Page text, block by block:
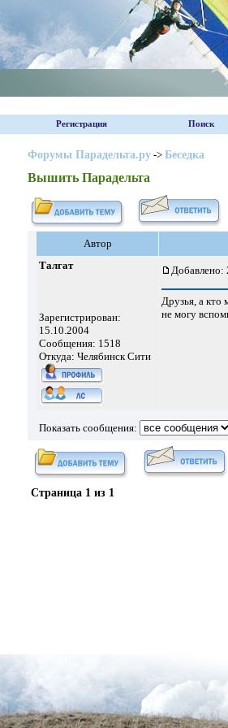
Регистрация Поиск
Форумы Парадельта.ру -> Беседка
Вышить Парадельта
Автор
Талгат
Зарегистрирован:
15.10.2004
Сообщения: 1518
Откуда: Челябинск Сити
Добавлено:
Друзья, а кто
не могу
Показать сообщения:
Страница 1 из 1